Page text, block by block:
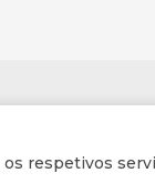
respetivos